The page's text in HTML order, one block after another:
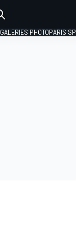
GALERIES PHOTOPARIS